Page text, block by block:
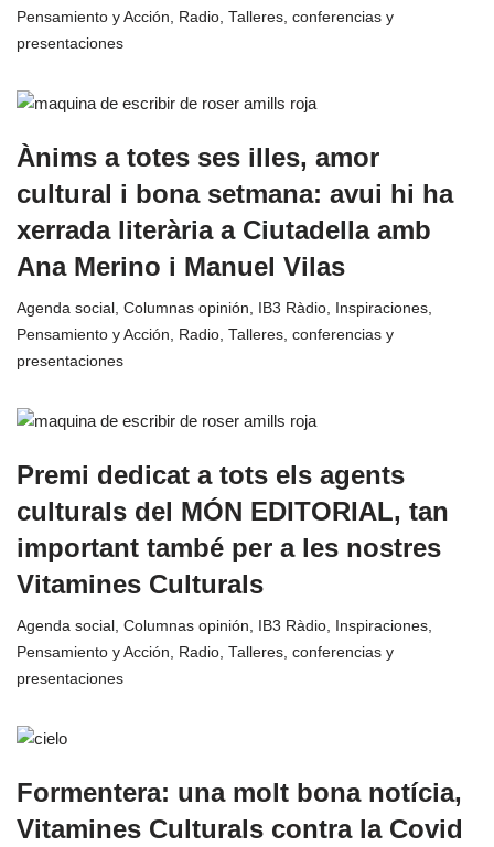
Pensamiento y Acción, Radio, Talleres, conferencias y
presentaciones
Ànims a totes ses illes, amor
cultural i bona setmana: avui hi ha
xerrada literària a Ciutadella amb
Ana Merino i Manuel Vilas
Agenda social , Columnas opinión, IB3 Ràdio, Inspiraciones,
Pensamiento y Acción, Radio, Talleres, conferencias y
presentaciones
Premi dedicat a tots els agents
culturals del MÓN EDITORIAL, tan
important també per a les nostres
Vitamines Culturals
Agenda social , Columnas opinión, IB3 Ràdio, Inspiraciones,
Pensamiento y Acción, Radio, Talleres, conferencias y
presentaciones
Formentera: una molt bona notícia,
Vitamines Culturals contra la Covid